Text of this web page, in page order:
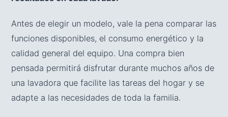
Antes de elegir un modelo, vale la pena comparar las
funciones disponibles, el consumo energético y la
calidad general del equipo. Una compra bien
pensada permitirá disfrutar durante muchos años de
una lavadora que facilite las tareas del hogar y se
adapte a las necesidades de toda la familia.